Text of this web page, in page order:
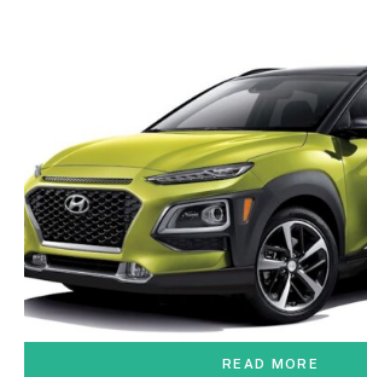
READ MORE